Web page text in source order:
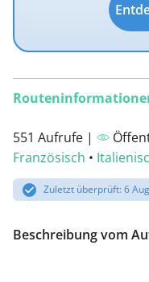
551 Aufrufe |
Französisch •
Zuletzt überprüft: 6
Beschreibung vom